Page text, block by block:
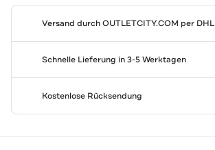
Versand durchOUTLETCITY.COM per DHL
Schnelle Lieferung in 3-5 Werktagen
Kostenlose Rücksendung